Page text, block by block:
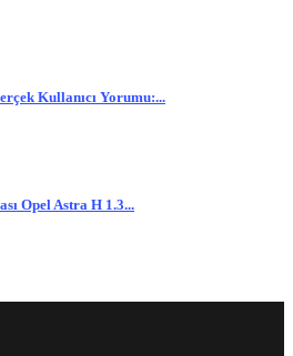
Kullanıcı Yorumu:...
Opel Astra H 1.3...